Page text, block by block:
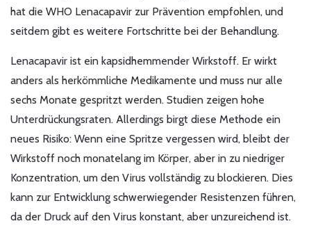
hat die WHO Lenacapavir zur Prävention empfohlen, und
seitdem gibt es weitere Fortschritte bei der Behandlung.
Lenacapavir ist ein kapsidhemmender Wirkstoff. Er wirkt
anders als herkömmliche Medikamente und muss nur alle
sechs Monate gespritzt werden. Studien zeigen hohe
Unterdrückungsraten. Allerdings birgt diese Methode ein
neues Risiko: Wenn eine Spritze vergessen wird, bleibt der
Wirkstoff noch monatelang im Körper, aber in zu niedriger
Konzentration, um den Virus vollständig zu blockieren. Dies
kann zur Entwicklung schwerwiegender Resistenzen führen,
da der Druck auf den Virus konstant, aber unzureichend ist.